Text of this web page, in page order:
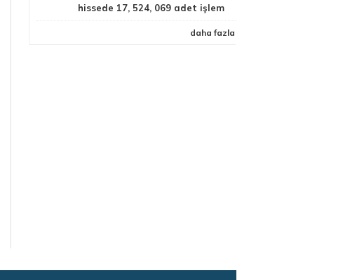
hissede 17, 524, 069 adet işlem
daha fazla